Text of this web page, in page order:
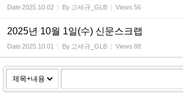
Date2025.10.02 By 고세규_GLB Views 56
2025년 10월 1일(수) 신문스크랩
Date2025.10.01 By 고세규_GLB Views 88